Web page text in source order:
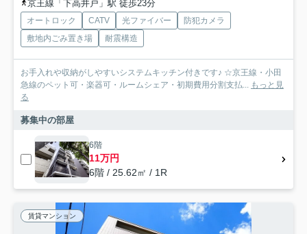
京王線「下高井戸」駅 徒歩23分
オートロック CATV 光ファイバー
防犯カメラ
敷地内ごみ置き場
耐震構造
お手入れや収納がしやすいシステムキッチン付きです♪ ☆京王線・小田
急線のペット可・楽器可・ルームシェア・初期費用分割支払... もっと見
る
募集中の部屋
6階
11万円
6階 / 25.62㎡ / 1R
賃貸マンション